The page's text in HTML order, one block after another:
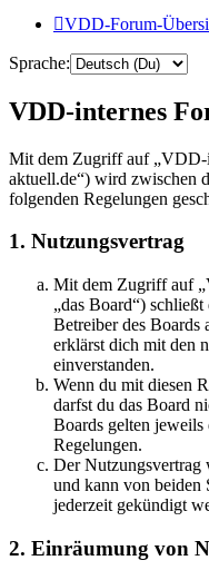
VDD-Forum-
Sprache:
VDD-internes
Mit dem Zugriff auf „VDD-
aktuell.de“) wird zwischen
folgenden Regelungen
1. Nutzungsvertrag
Mit dem Zugriff auf
„das Board“)
Betreiber des Boards
erklärst dich mit den
einverstanden.
Wenn du mit diesen
darfst du das Board
Boards gelten jeweils
Regelungen.
Der Nutzungsvertrag
und kann von beiden
jederzeit gekündigt
2. Einräumung von